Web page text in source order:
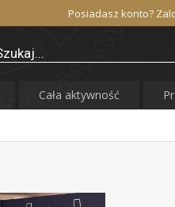
Posiadasz konto?
Cała aktywność